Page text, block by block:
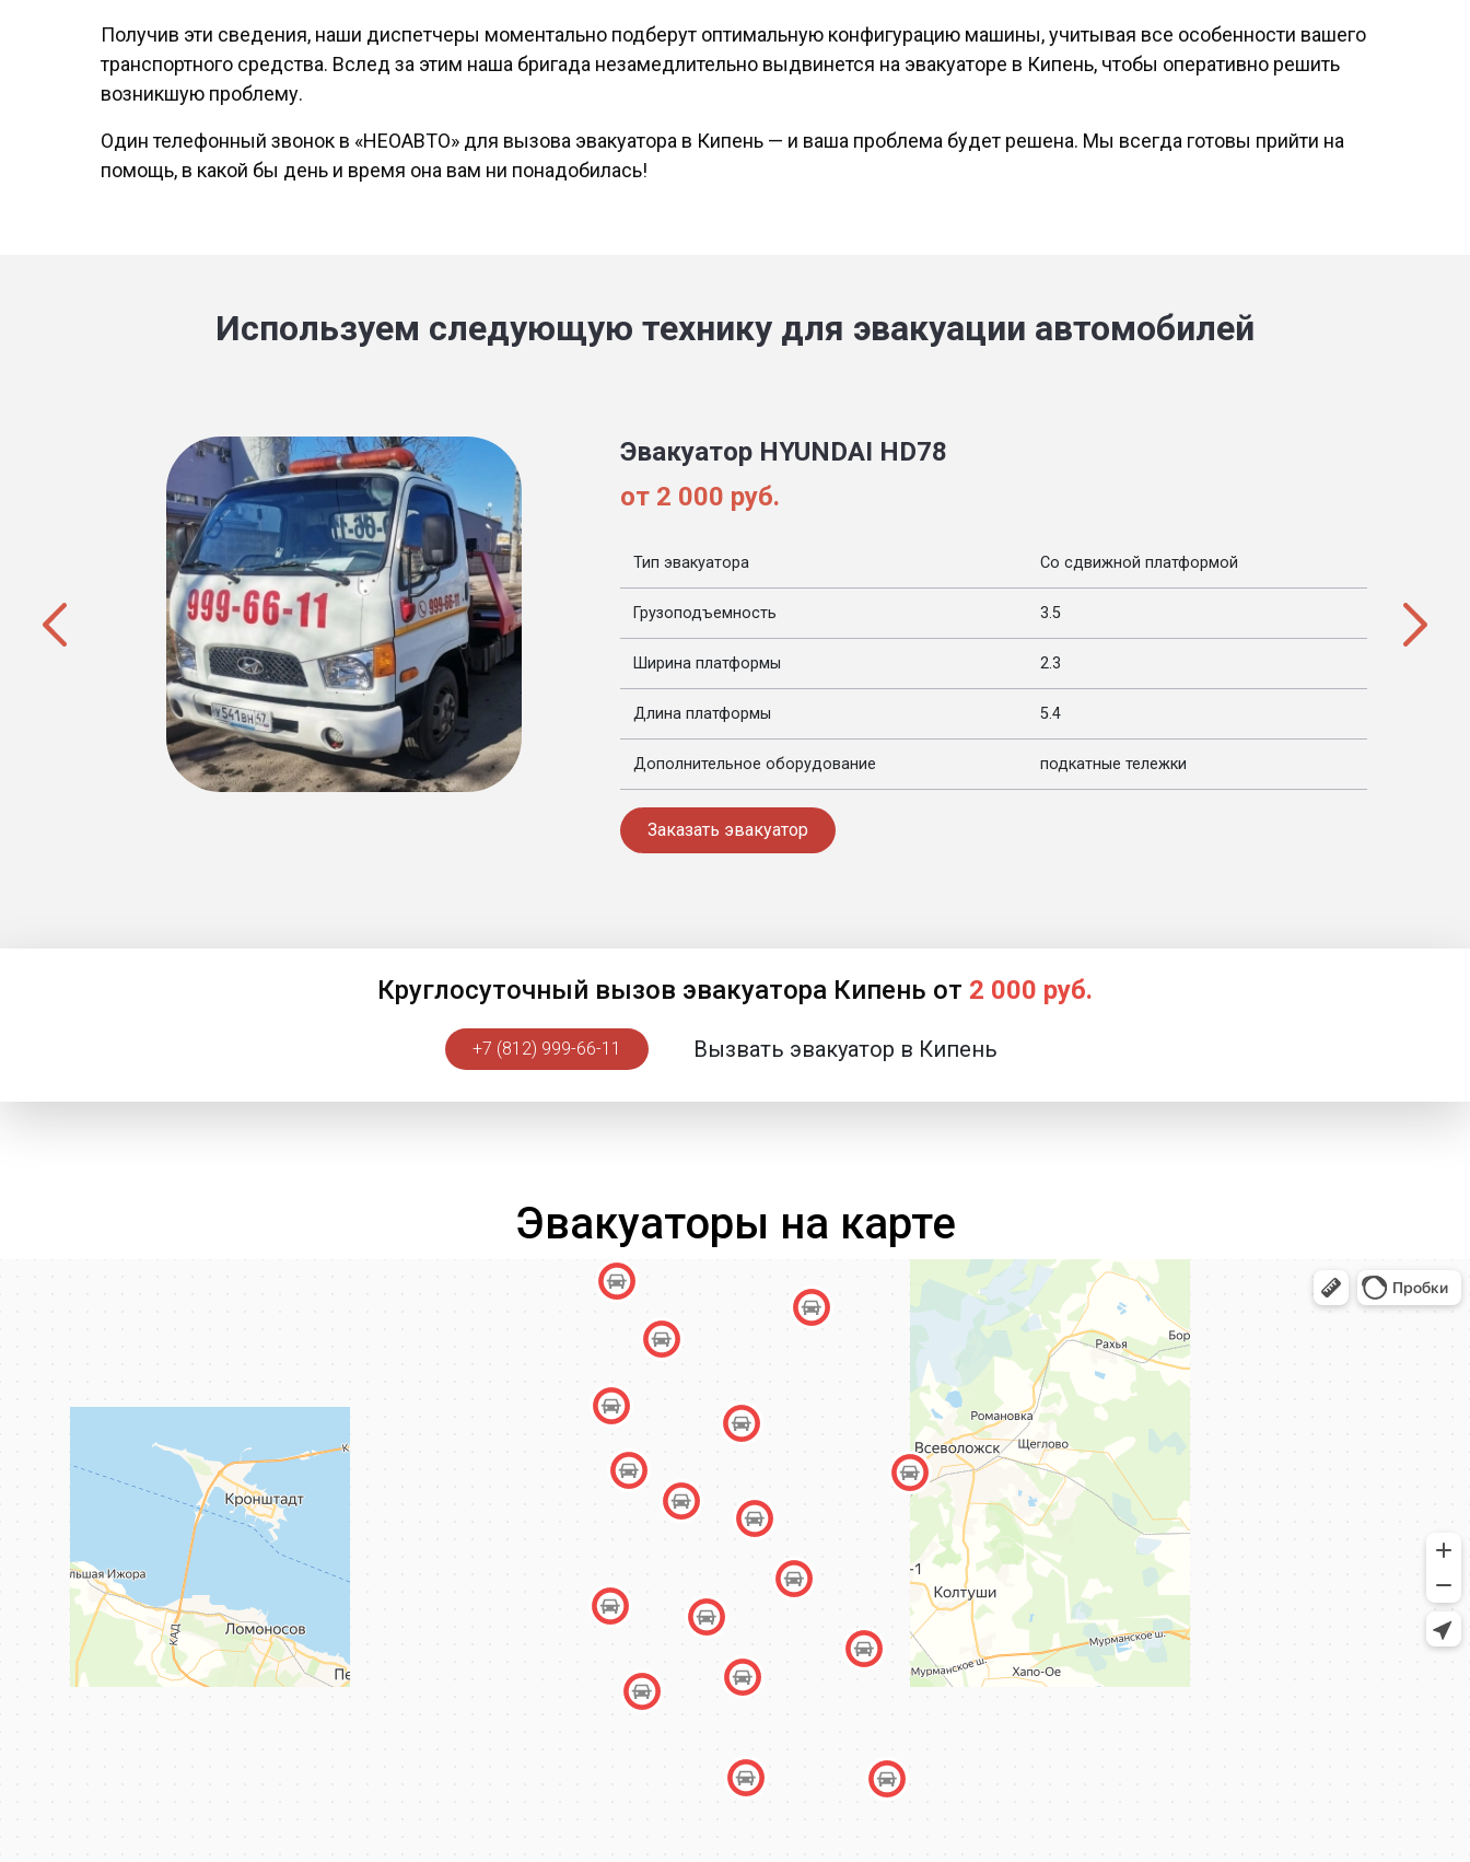
Получив эти сведения, наши диспетчеры моментально подберут оптимальную конфигурацию машины, учитывая все особенности вашего
транспортного средства. Вслед за этим наша бригада незамедлительно выдвинется на эвакуаторе в Кипень, чтобы оперативно решить
возникшую проблему.
Один телефонный звонок в «НЕОАВТО» для вызова эвакуатора в Кипень — и ваша проблема будет решена. Мы всегда готовы прийти на
помощь, в какой бы день и время она вам ни понадобилась!
Используем следующую технику для эвакуации автомобилей
Эвакуатор HYUNDAI HD78
от 2 000 руб.
Тип эвакуатора Со сдвижной платформой
Грузоподъемность 3.5
Ширина платформы 2.3
Длина платформы 5.4
Дополнительное оборудование подкатные тележки
Заказать эвакуатор
Круглосуточный вызов эвакуатора Кипень от 2 000 руб.
+7 (812) 999-66-11 Вызвать эвакуатор в Кипень
Эвакуаторы на карте